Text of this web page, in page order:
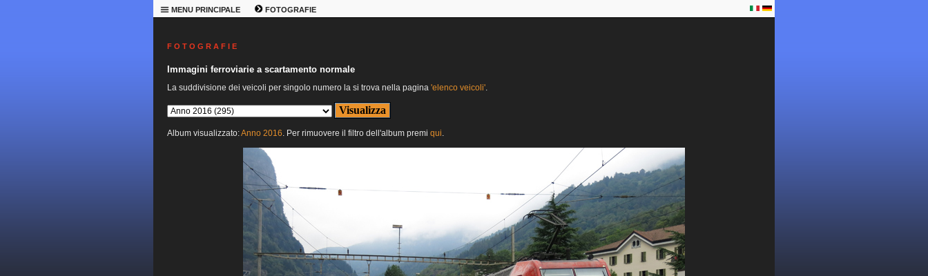
MENU PRINCIPALE FOTOGRAFIE
F O T O G R A F I E
Immagini ferroviarie a scartamento normale
La suddivisione dei veicoli per singolo numero la si trova nella pagina 'elenco veicoli'.
Album visualizzato:Anno 2016. Per rimuovere il filtro dell'album premi qui.